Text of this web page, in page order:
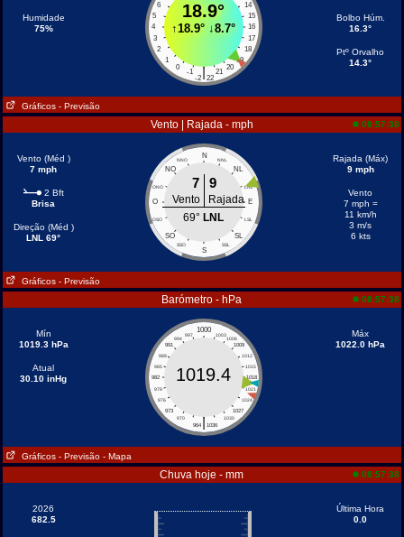
Humidade
75%
6
14
5
15
4
16
3
17
2
18
1
19
0
20
-1 21
|
-2 22
18.9°
↑18.9° ↓8.7°
Bolbo Húm.
16.3°
Ptº Orvalho
14.3°
Gráficos - Previsão
Vento | Rajada - mph 08:57:38
Vento (Méd )
7 mph
2 Bft
Brisa
Direção (Méd )
LNL 69°
N
NNO NNL
NO NL
ONO LNL
O E
OSO LSL
SO SL
SSO SSL
S
7 9
Vento
Rajada
69° LNL
Rajada (Máx)
9 mph
Vento
7 mph =
11 km/h
3 m/s
6 kts
Gráficos - Previsão
Barómetro - hPa 08:57:38
Mín
1019.3 hPa
Atual
30.10 inHg
1000
997 1003
994
1006
991
1009
988
1012
985
1015
982
1018
979
1021
976
1024
973
1027
970
1030
|
964 1036
1019.4
Máx
1022.0 hPa
Gráficos - Previsão - Mapa
Chuva hoje - mm 08:57:38
2026
682.5
Última Hora
0.0